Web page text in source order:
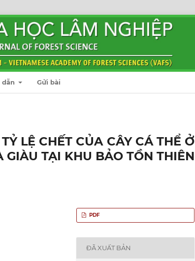
dẫn Gửi bài
LỆ CHẾT CỦA CÂY CÁ THỂ Ở
GIÀU TẠI KHU BẢO TỒN THIÊN
PDF
ĐÃ XUẤT BẢN